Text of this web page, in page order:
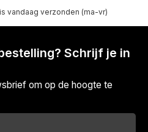
vandaag verzonden (ma-vr)
Schrijf je in
om op de hoogte te